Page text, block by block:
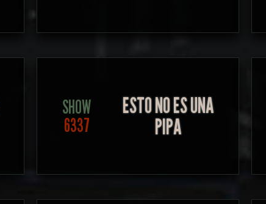
SHOW
6337
ESTO NO ES UNA
PIPA